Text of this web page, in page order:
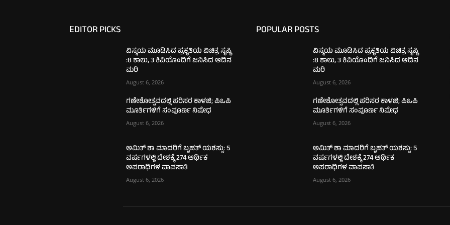
EDITOR PICKS
ವಿಸ್ಮಯ ಮೂಡಿಸಿದ ಪ್ರಕೃತಿಯ ವಿಚಿತ್ರ ಸೃಷ್ಟಿ
:8 ಕಾಲು, 3 ಕಿವಿಯೊಂದಿಗೆ ಜನಿಸಿದ ಆಡಿನ
ಮರಿ
August 6, 2026
ಗಣೇಶೋತ್ಸವದಲ್ಲಿ ಪರಿಸರ ಕಾಳಜಿ; ಪಿಒಪಿ
ಮೂರ್ತಿಗಳಿಗೆ ಸಂಪೂರ್ಣ ನಿಷೇಧ
August 6, 2026
ಅಮಿತ್ ಶಾ ಮಾದರಿಗೆ ಬೃಹತ್ ಯಶಸ್ಸು: 5
ವರ್ಷಗಳಲ್ಲಿ ದೇಶಕ್ಕೆ 274 ಆರ್ಥಿಕ
ಅಪರಾಧಿಗಳ ವಾಪಸಾತಿ
August 6, 2026
POPULAR POSTS
ವಿಸ್ಮಯ ಮೂಡಿಸಿದ ಪ್ರಕೃತಿಯ ವಿಚಿತ್ರ ಸೃಷ್ಟಿ
:8 ಕಾಲು, 3 ಕಿವಿಯೊಂದಿಗೆ ಜನಿಸಿದ ಆಡಿನ
ಮರಿ
August 6, 2026
ಗಣೇಶೋತ್ಸವದಲ್ಲಿ ಪರಿಸರ ಕಾಳಜಿ; ಪಿಒಪಿ
ಮೂರ್ತಿಗಳಿಗೆ ಸಂಪೂರ್ಣ ನಿಷೇಧ
August 6, 2026
ಅಮಿತ್ ಶಾ ಮಾದರಿಗೆ ಬೃಹತ್ ಯಶಸ್ಸು: 5
ವರ್ಷಗಳಲ್ಲಿ ದೇಶಕ್ಕೆ 274 ಆರ್ಥಿಕ
ಅಪರಾಧಿಗಳ ವಾಪಸಾತಿ
August 6, 2026